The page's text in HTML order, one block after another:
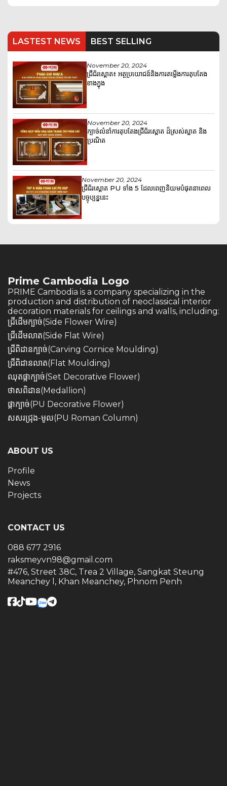
LASTEST NEWS BEST SELLING
November 20, 2024
ជ្រីជ័រស្ពោត៖ អត្ថប្រយោជន៍និងការតម្លើងការតុបតែង
ខាងក្នុង
November 20, 2024
ក្បាច់លំនាំការតុបតែងជ្រីជ័រស្ពោត ដ៏ស្រស់ស្អាត និង
ប្រណិត
November 20, 2024
ជ្រីជ័រស្ពោត PU ទាំង 5 ដែលពេញនិយមបំផុតនាពេល
បច្ចុប្បន្ននេះ
Prime Cambodia Logo
PRIME Cambodia is a company specializing in the
production and distribution of neoclassical interior
decoration materials for ceilings and walls, including:
ជ្រីដើមក្បាច់(Side Flower Wire)
ជ្រីដើមលាត(Side Flat Wire)
ជ្រីពិដានក្បាច់(Carving Cornice Moulding)
ជ្រីពិដានលាត(Flat Moulding)
ឈុតផ្កាក្បាច់(Set Decorative Flower)
ថាសពិដាន(Medallion)
ផ្កាក្បាច់(PU Decorative Flower)
សសរជ្រុង-មូល(PU Roman Column)
ABOUT US
Profile
News
Projects
CONTACT US
088 677 2916
raksmeyvn98@gmail.com
#476, Street 38C, Trea 2 Village, Sangkat Steung
Meanchey l, Khan Meanchey, Phnom Penh